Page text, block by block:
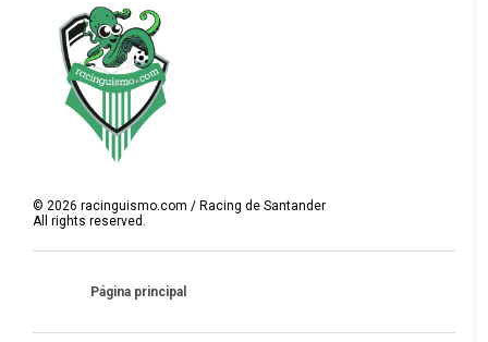
© 2026 racinguismo.com / Racing de Santander
All rights reserved.
Página principal